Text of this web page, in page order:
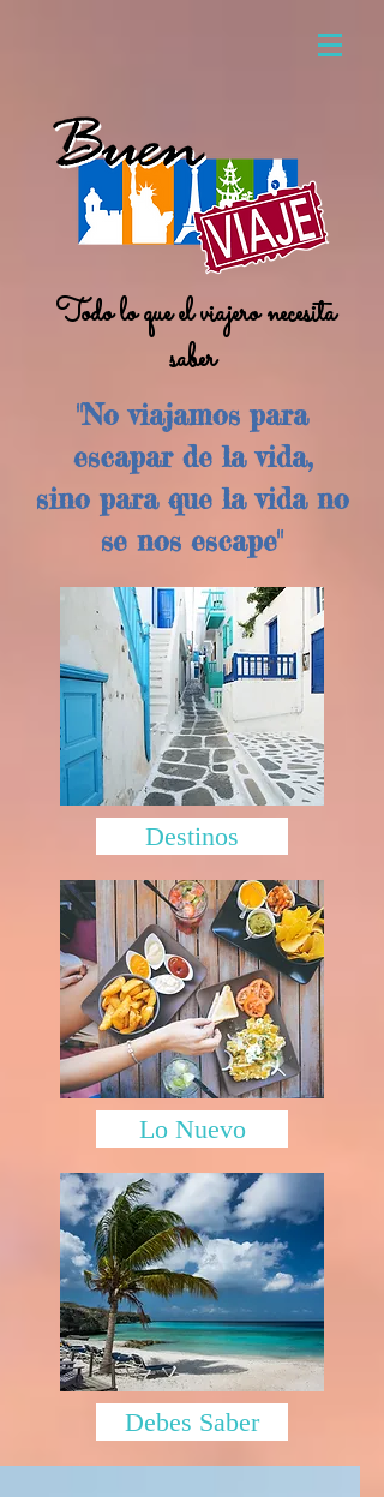
Todo lo que el viajero necesita
saber
"No viajamos para
escapar de la vida,
sino para que la vida no
se nos escape"
Destinos
Lo Nuevo
Debes Saber